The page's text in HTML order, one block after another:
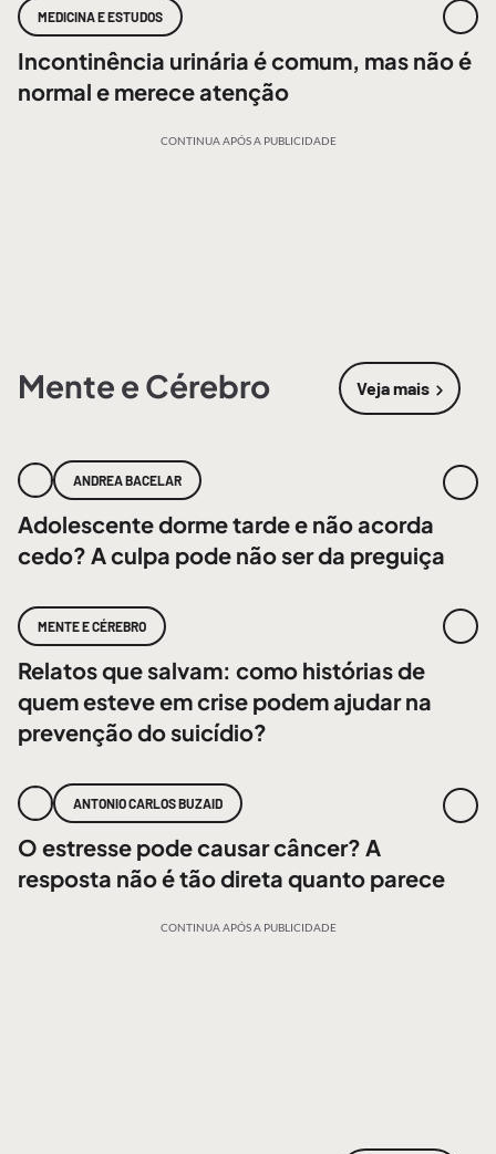
MEDICINA E ESTUDOS
Incontinência urinária é comum, mas não é
normal e merece atenção
CONTINUA APÓS A PUBLICIDADE
Mente e Cérebro Veja mais
sobre
ANDREA BACELAR
Adolescente dorme tarde e não acorda
cedo? A culpa pode não ser da preguiça
MENTE E CÉREBRO
Relatos que salvam: como histórias de
quem esteve em crise podem ajudar na
prevenção do suicídio?
ANTONIO CARLOS BUZAID
O estresse pode causar câncer? A
resposta não é tão direta quanto parece
CONTINUA APÓS A PUBLICIDADE